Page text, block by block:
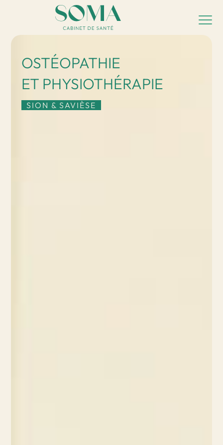
OSTÉOPATHIE
ET PHYSIOTHÉRAPIE
SION & SAVIÈSE